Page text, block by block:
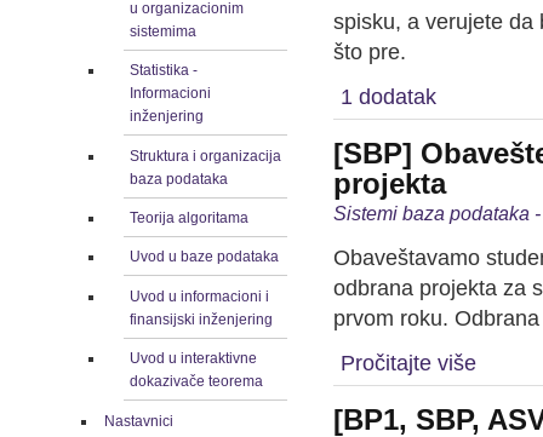
u organizacionim
sistemima
Statistika -
Informacioni
inženjering
Struktura i organizacija
baza podataka
Teorija algoritama
Uvod u baze podataka
Uvod u informacioni i
finansijski inženjering
Uvod u interaktivne
dokazivače teorema
Nastavnici
spisku, a verujete da
što pre.
1 dodatak
[SBP]
projekta
Sistemi baza podataka
Obaveštavamo
odbrana projekta za
prvom roku.
Pročitajte više
[BP1, SBP,